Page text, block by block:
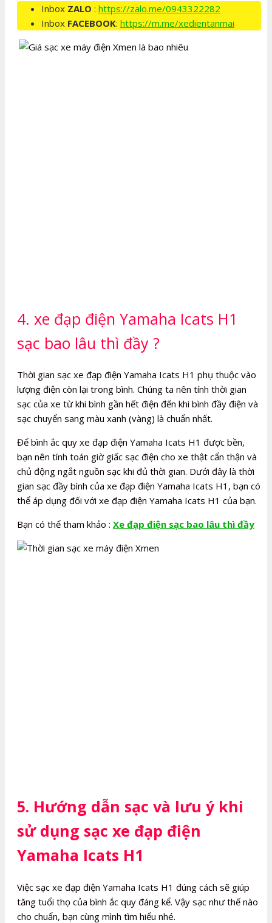
Inbox ZALO : https://zalo.me/0943322282
Inbox FACEBOOK: https://m.me/xedientanmai
4. xe đạp điện Yamaha Icats H1
sạc bao lâu thì đầy ?
Thời gian sạc xe đạp điện Yamaha Icats H1 phụ thuộc vào
lượng điện còn lại trong bình. Chúng ta nên tính thời gian
sạc của xe từ khi bình gần hết điện đến khi bình đầy điện và
sạc chuyển sang màu xanh (vàng) là chuẩn nhất.
Để bình ắc quy xe đạp điện Yamaha Icats H1 được bền,
bạn nên tính toán giờ giấc sạc điện cho xe thật cẩn thận và
chủ động ngắt nguồn sạc khi đủ thời gian. Dưới đây là thời
gian sạc đầy bình của xe đạp điện Yamaha Icats H1, bạn có
thể áp dụng đối với xe đạp điện Yamaha Icats H1 của bạn.
Bạn có thể tham khảo : Xe đạp điện sạc bao lâu thì đầy
5. Hướng dẫn sạc và lưu ý khi
sử dụng sạc xe đạp điện
Yamaha Icats H1
Việc sạc xe đạp điện Yamaha Icats H1 đúng cách sẽ giúp
tăng tuổi thọ của bình ắc quy đáng kể. Vậy sạc như thế nào
cho chuẩn, bạn cùng mình tìm hiểu nhé.